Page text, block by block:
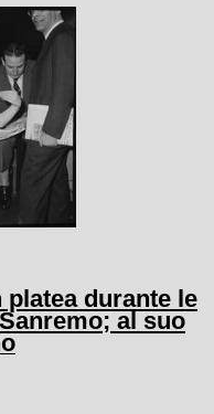
durante le
al suo